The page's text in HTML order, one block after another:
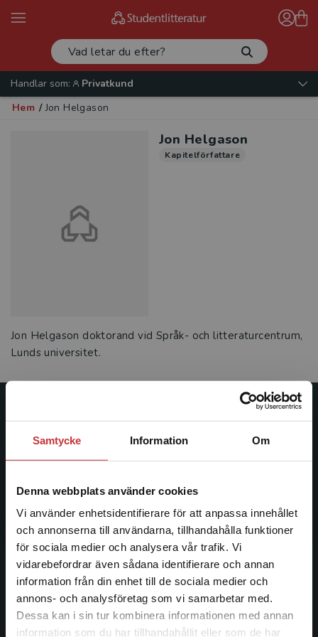
Samtycke Information Om
Denna webbplats använder cookies
Vi använder enhetsidentifierare för att anpassa innehållet
och annonserna till användarna, tillhandahålla funktioner
för sociala medier och analysera vår trafik. Vi
vidarebefordrar även sådana identifierare och annan
information från din enhet till de sociala medier och
annons- och analysföretag som vi samarbetar med.
Dessa kan i sin tur kombinera informationen med annan
information som du har tillhandahållit eller som de har
Begränsad fraktregion
Handlar som:
Privatkund
Hem / Jon Helgason
Jon Helgason
Kapitelförfattare
Jon Helgason doktorand vid Språk- och litteraturcentrum,
Lunds universitet.
Studentlitteratur
Studentlitteratur grundades 1963 och är idag Sveriges
facklitteratur, utbildningar och digitala
längs hela kunskapsresan.
Kontakta oss
Kontakta oss
046-31 20 00